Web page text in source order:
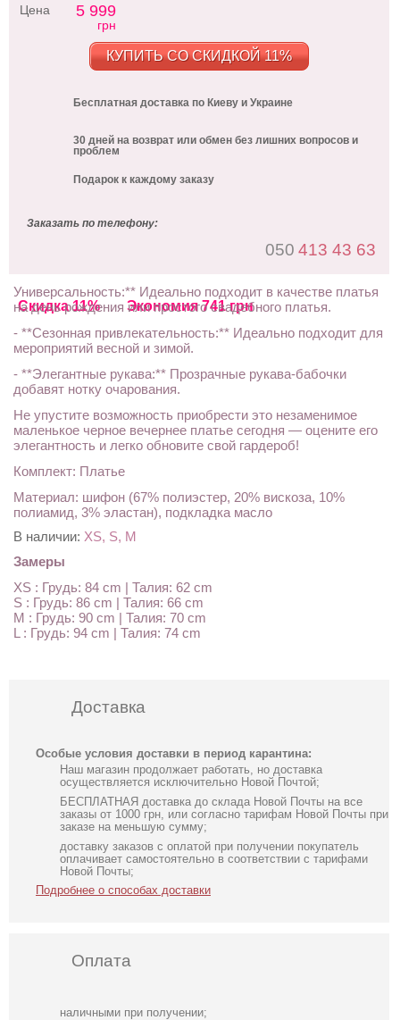
Скидка 11% Экономия 741 грн
Цена 5 999
грн
КУПИТЬ СО СКИДКОЙ 11%
Бесплатная доставка по Киеву и Украине
30 дней на возврат или обмен без лишних вопросов и
проблем
Подарок к каждому заказу
Заказать по телефону:
050 413 43 63
Универсальность:** Идеально подходит в качестве платья
на день рождения или простого свадебного платья.
- **Сезонная привлекательность:** Идеально подходит для
мероприятий весной и зимой.
- **Элегантные рукава:** Прозрачные рукава-бабочки
добавят нотку очарования.
Не упустите возможность приобрести это незаменимое
маленькое черное вечернее платье сегодня — оцените его
элегантность и легко обновите свой гардероб!
Комплект: Платье
Материал: шифон (67% полиэстер, 20% вискоза, 10%
полиамид, 3% эластан), подкладка масло
В наличии: XS, S, M
Замеры
XS : Грудь: 84 cm | Талия: 62 cm
S : Грудь: 86 cm | Талия: 66 cm
M : Грудь: 90 cm | Талия: 70 cm
L : Грудь: 94 cm | Талия: 74 cm
Доставка
Особые условия доставки в период карантина:
Наш магазин продолжает работать, но доставка
осуществляется исключительно Новой Почтой;
БЕСПЛАТНАЯ доставка до склада Новой Почты на все
заказы от 1000 грн, или согласно тарифам Новой Почты при
заказе на меньшую сумму;
доставку заказов с оплатой при получении покупатель
оплачивает самостоятельно в соответствии с тарифами
Новой Почты;
Подробнее о способах доставки
Оплата
наличными при получении;